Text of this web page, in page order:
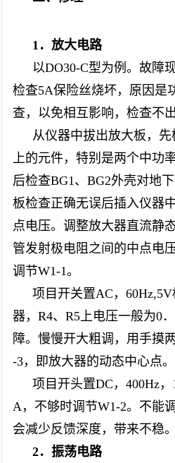
1．放大电路
以DO30-C型为例。故障
检查5A保险丝烧坏，原因是
查，以免相互影响，检查不
从仪器中拔出放大板，先
上的元件，特别是两个中功
后检查BG1、BG2外壳对地
板检查正确无误后插入仪器
点电压。调整放大器直流静
管发射极电阻之间的中点电
调节W1-1。
项目开关置AC，
器，R4、R5上电压一般为0
障。慢慢开大粗调，用手摸
-3，即放大器的动态中心点。
项目开头置DC，400Hz
A，不够时调节W1-2。不能
会减少反馈深度，带来不稳
2．振荡电路